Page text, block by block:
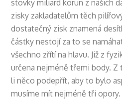
stovky miliard korun z našich
zisky zakladatelům těch
dostatečný zisk znamená
částky nestojí za to se
všechno zřítí na hlavu. Již z
určena nejméně třemi body. Z
li něco podepřít, aby to bylo
musíme mít nejméně tři